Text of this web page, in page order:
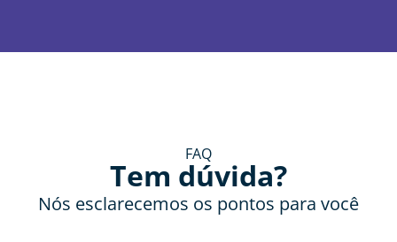
FAQ
Tem dúvida?
Nós esclarecemos os pontos para você